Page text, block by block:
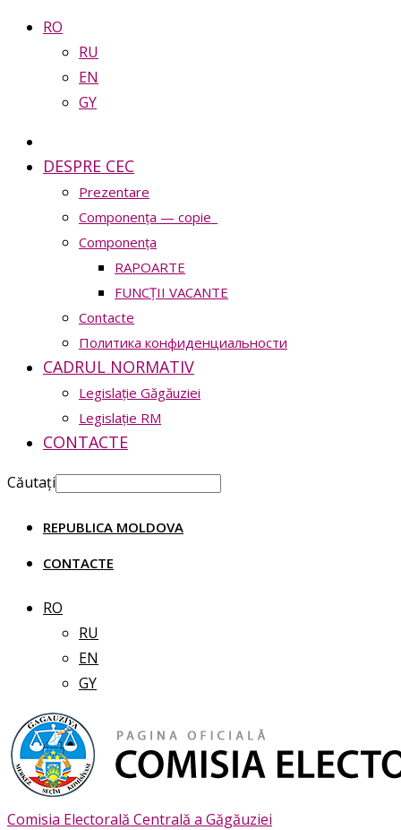
RO
RU
EN
GY
DESPRE CEC
Prezentare
Сomponența — copie_
Сomponența
RAPOARTE
FUNCȚII VACANTE
Contacte
Политика конфиденциальности
CADRUL NORMATIV
Legislație Găgăuziei
Legislație RM
CONTACTE
Căutați
REPUBLICA MOLDOVA
CONTACTE
RO
RU
EN
GY
Comisia Electorală Centrală a Găgăuziei